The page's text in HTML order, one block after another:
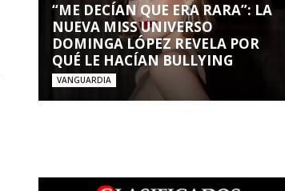
“ME DECÍAN QUE ERA RARA”: LA
NUEVA MISS UNIVERSO
DOMINGA LÓPEZ REVELA POR
QUÉ LE HACÍAN BULLYING
VANGUARDIA